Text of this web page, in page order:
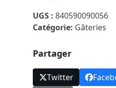
UGS :840590090056
Catégorie: Gâteries
Partager
Twitter